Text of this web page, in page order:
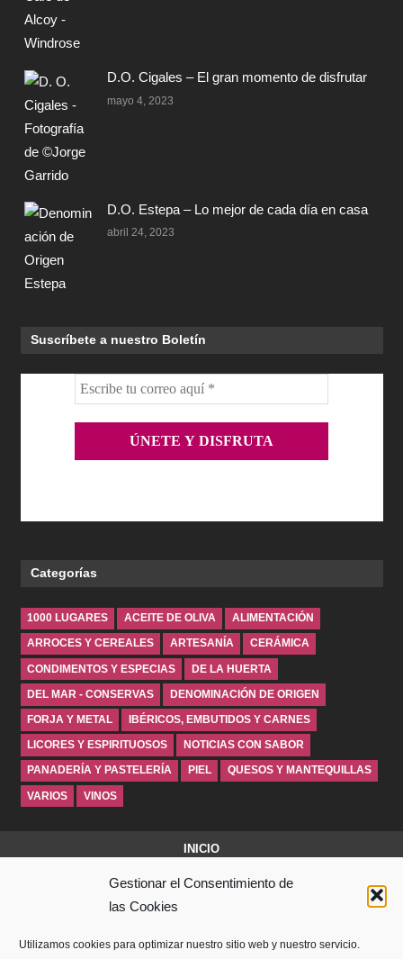
Gestionar el Consentimiento de
las Cookies
Utilizamos cookies para optimizar nuestro sitio web y nuestro servicio.
D.O. Cigales – El gran momento de disfrutar
mayo 4, 2023
D.O. Estepa – Lo mejor de cada día en casa
abril 24, 2023
Suscríbete a nuestro Boletín
Categorías
1000 LUGARES ACEITE DE OLIVA ALIMENTACIÓN
ARROCES Y CEREALES ARTESANÍA CERÁMICA
CONDIMENTOS Y ESPECIAS DE LA HUERTA
DEL MAR - CONSERVAS DENOMINACIÓN DE ORIGEN
FORJA Y METAL IBÉRICOS, EMBUTIDOS Y CARNES
LICORES Y ESPIRITUOSOS NOTICIAS CON SABOR
PANADERÍA Y PASTELERÍA PIEL QUESOS Y MANTEQUILLAS
VARIOS VINOS
INICIO
SOBRE WINDROSEBLOG